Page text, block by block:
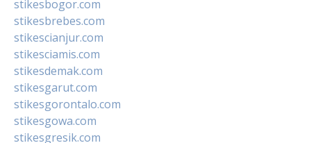
stikesbogor.com
stikesbrebes.com
stikescianjur.com
stikesciamis.com
stikesdemak.com
stikesgarut.com
stikesgorontalo.com
stikesgowa.com
stikesgresik.com